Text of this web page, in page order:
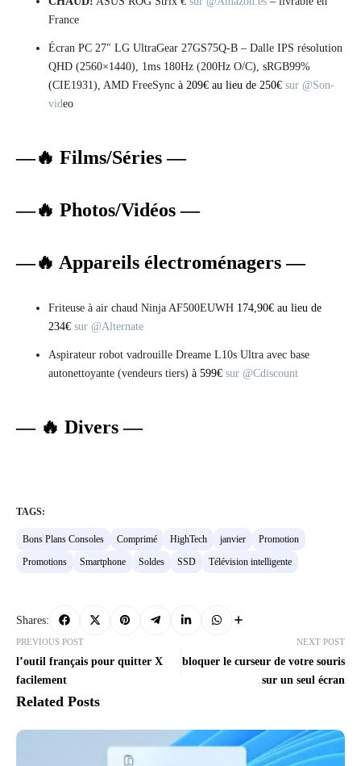
France
Écran PC 27″ LG UltraGear 27GS75Q-B – Dalle IPS résolution
QHD (2560×1440), 1ms 180Hz (200Hz O/C), sRGB99%
(CIE1931), AMD FreeSync à 209€ au lieu de 250€ sur @Son-
video
—🔥 Films/Séries —
—🔥 Photos/Vidéos —
—🔥 Appareils électroménagers —
Friteuse à air chaud Ninja AF500EUWH 174,90€ au lieu de
234€ sur @Alternate
Aspirateur robot vadrouille Dreame L10s Ultra avec base
autonettoyante (vendeurs tiers) à 599€ sur @Cdiscount
— 🔥 Divers —
TAGS:
Bons Plans Consoles Comprimé HighTech janvier
Promotion
Promotions
Smartphone Soldes SSD Télévision intelligente
Shares:
PREVIOUS POST
l’outil français pour quitter X
facilement
NEXT POST
bloquer le curseur de votre souris
sur un seul écran
Related Posts